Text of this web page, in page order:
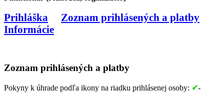
Prihláška
Zoznam prihlásených a platby
Informácie
Zoznam prihlásených a platby
Pokyny k úhrade podľa ikony na riadku prihlásenej osoby: ✔-